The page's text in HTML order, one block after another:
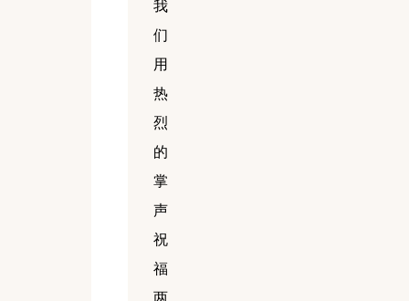
我
们
用
热
烈
的
掌
声
祝
福
两